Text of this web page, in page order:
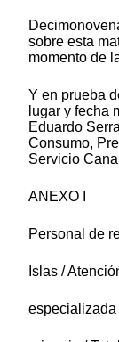
sobre esta
momento de
Y en prueba
lugar y fecha
Eduardo
Consumo,
Servicio
ANEXO I
Personal de
Islas /
especializada